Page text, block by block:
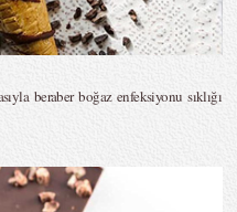
beraber boğaz enfeksiyonu sıklığı